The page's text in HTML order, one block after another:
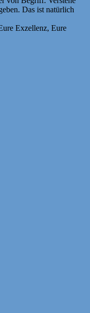
Das ist natürlich
Exzellenz, Eure